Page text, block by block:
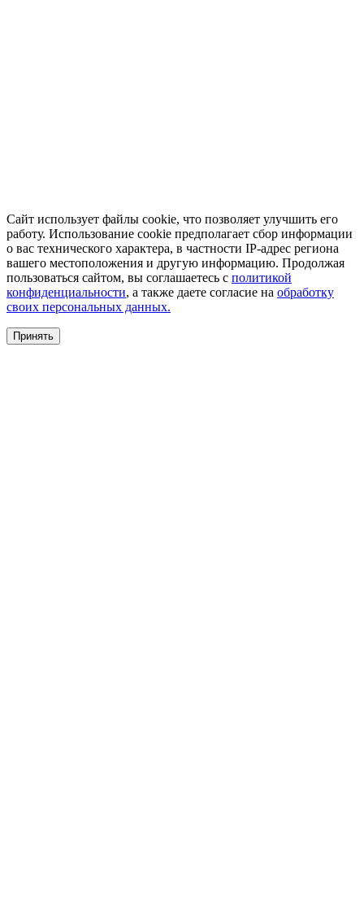
Сайт использует файлы cookie, что позволяет улучшить его
работу. Использование cookie предполагает сбор информации
о вас технического характера, в частности IP-адрес региона
вашего местоположения и другую информацию. Продолжая
пользоваться сайтом, вы соглашаетесь с политикой
конфиденциальности, а также даете согласие на обработку
своих персональных данных.
Принять